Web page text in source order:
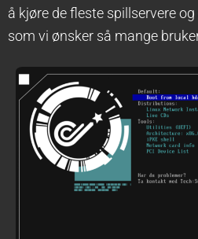
å kjøre de fleste spillservere
som vi ønsker så mange